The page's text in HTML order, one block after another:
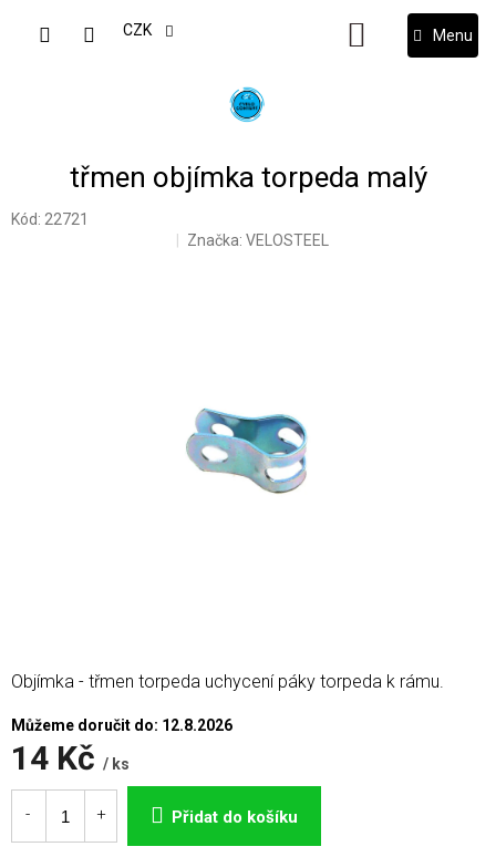
CZK
NÁKUPNÍ
KOŠÍK
třmen objímka torpeda malý
Kód: 22721
Značka: VELOSTEEL
14 Kč / ks
Měrná
cena:
Můžeme doručit do: 12.8.2026
Přidat do košíku
Objímka - třmen torpeda uchycení páky torpeda k rámu.